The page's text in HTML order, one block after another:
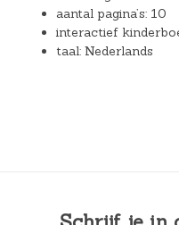
aantal pagina’s: 10
interactief
taal: Nederlands